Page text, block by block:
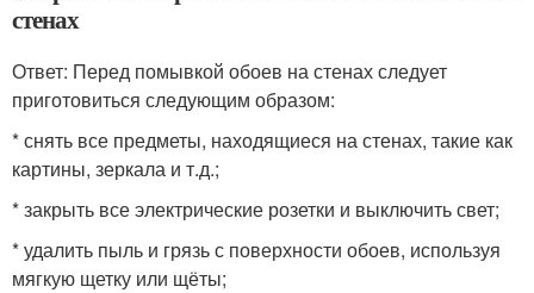
стенах
Ответ: Перед помывкой обоев на стенах следует
приготовиться следующим образом:
* снять все предметы, находящиеся на стенах, такие как
картины, зеркала и т.д.;
* закрыть все электрические розетки и выключить свет;
* удалить пыль и грязь с поверхности обоев, используя
мягкую щетку или щёты;